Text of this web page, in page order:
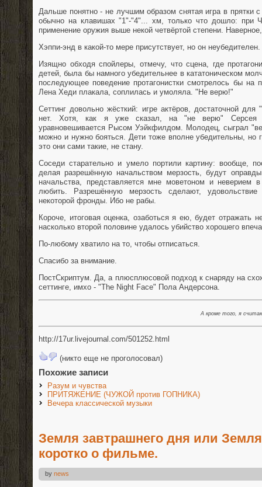
Дальше понятно - не лучшим образом снятая игра в прятки
обычно на клавишах "1"-"4"... хм, только что дошло: при
применение оружия выше некой четвёртой степени.
Хэппи-энд в какой-то мере присутствует, но он неубедителен.
Изящно обходя спойлеры, отмечу, что сцена, где
детей, была бы намного убедительнее в кататоническом
последующее поведение протагонистки смотрелось бы на
Лена Хеди плакала, соплилась и умоляла. "Не верю!"
Сеттинг довольно жёсткий: игре актёров, достаточной
нет. Хотя, как я уже сказал, на "не верю" Серсея
уравновешивается Рысом Уэйкфилдом. Молодец, сыграл
можно и нужно бояться. Дети тоже вполне убедительны, но
это они сами такие, не стану.
Соседи старательно и умело портили картину: вообще,
делая разрешённую начальством мерзость, будут
начальства, представляется мне моветоном и неверием
любить. Разрешённую мерзость сделают,
некоторой фронды. Ибо не рабы.
Короче, итоговая оценка, озаботься я ею, будет отражать
насколько второй половине удалось убийство хорошего
По-любому хватило на то, чтобы отписаться.
Спасибо за внимание.
ПостСкриптум. Да, а плюсплюсовой подход к снаряду на
сеттинге, имхо - "The Night Face" Пола Андерсона.
А кроме того, я
http://17ur.livejournal.com/501252.html
(никто еще не проголосовал)
Похожие записи
Разум и чувства
ПРИТЯЖЕНИЕ (ЧУЖОЙ против ГОПНИКА)
Вечера классической музыки
Земля завтрашнего дня или
коротко о фильме.
by news